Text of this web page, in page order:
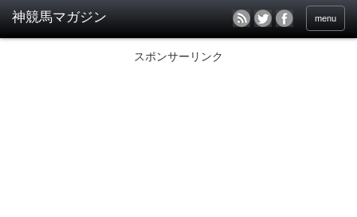
menu
スポンサーリンク